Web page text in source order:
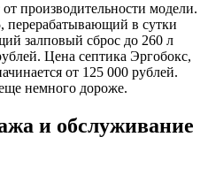
производительности модели.
перерабатывающий в сутки
залповый сброс до 260 л
Цена септика Эргобокс,
от 125 000 рублей.
немного дороже.
и обслуживание